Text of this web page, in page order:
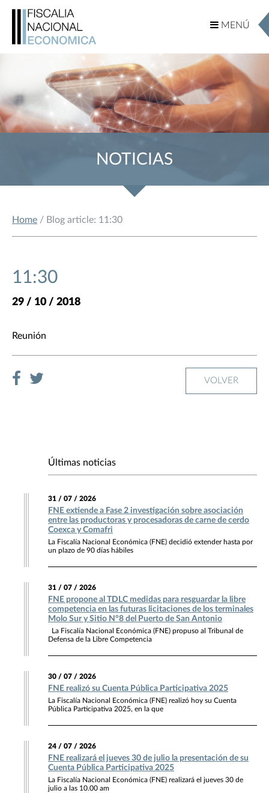
MENÚ
MENÚ
NOTICIAS
Home / Blog article: 11:30
11:30
29 / 10 / 2018
Reunión
VOLVER
Últimas noticias
31 / 07 / 2026
FNE extiende a Fase 2 investigación sobre asociación
entre las productoras y procesadoras de carne de cerdo
Coexca y Comafri
La Fiscalía Nacional Económica (FNE) decidió extender hasta por
un plazo de 90 días hábiles
31 / 07 / 2026
FNE propone al TDLC medidas para resguardar la libre
competencia en las futuras licitaciones de los terminales
Molo Sur y Sitio N°8 del Puerto de San Antonio
La Fiscalía Nacional Económica (FNE) propuso al Tribunal de
Defensa de la Libre Competencia
30 / 07 / 2026
FNE realizó su Cuenta Pública Participativa 2025
La Fiscalía Nacional Económica (FNE) realizó hoy su Cuenta
Pública Participativa 2025, en la que
24 / 07 / 2026
FNE realizará el jueves 30 de julio la presentación de su
Cuenta Pública Participativa 2025
La Fiscalía Nacional Económica (FNE) realizará el jueves 30 de
julio a las 10.00 am